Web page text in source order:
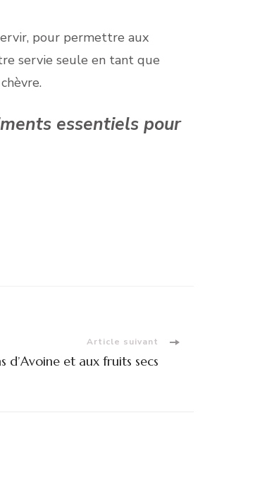
pour permettre aux
servie seule en tant que
essentiels pour
Article suivant
d’Avoine et aux fruits secs